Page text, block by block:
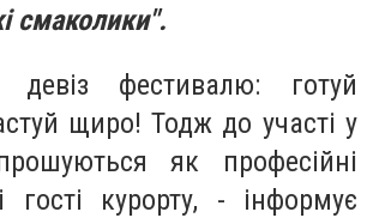
смаколики".
девіз фестивалю: готуй
щиро! Тодж до участі у
як професійні
гості курорту, - інформує